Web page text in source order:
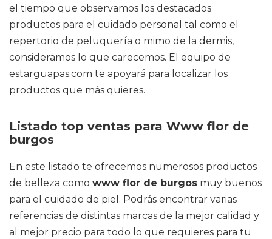
el tiempo que observamos los destacados
productos para el cuidado personal tal como el
repertorio de peluquería o mimo de la dermis,
consideramos lo que carecemos. El equipo de
estarguapas.com te apoyará para localizar los
productos que más quieres.
Listado top ventas para Www flor de
burgos
En este listado te ofrecemos numerosos productos
de belleza como www flor de burgos muy buenos
para el cuidado de piel. Podrás encontrar varias
referencias de distintas marcas de la mejor calidad y
al mejor precio para todo lo que requieres para tu